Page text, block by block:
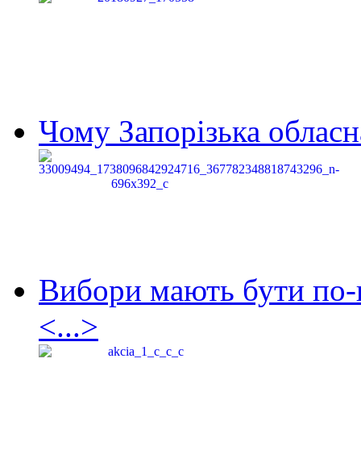
Чому Запорізька
Вибори мають бути по-
<...>